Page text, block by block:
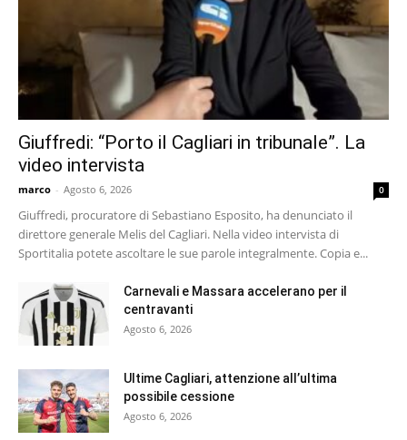
Giuffredi: “Porto il Cagliari in tribunale”. La
video intervista
marco - Agosto 6, 2026 0
Giuffredi, procuratore di Sebastiano Esposito, ha denunciato il
direttore generale Melis del Cagliari. Nella video intervista di
Sportitalia potete ascoltare le sue parole integralmente. Copia e...
Carnevali e Massara accelerano per il
centravanti
Agosto 6, 2026
Ultime Cagliari, attenzione all’ultima
possibile cessione
Agosto 6, 2026